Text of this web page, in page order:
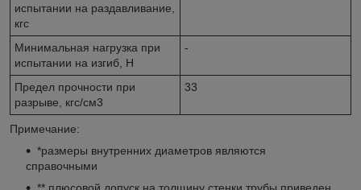
испытании на раздавливание,
кгс
Минимальная нагрузка при
испытании на изгиб, Н
-
Предел прочности при
разрыве, кгс/см3
33
Примечание:
*размеры внутренних диаметров являются
справочными